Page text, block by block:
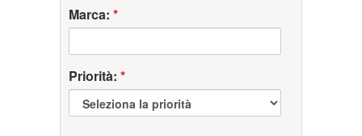
Marca: *
Priorità: *